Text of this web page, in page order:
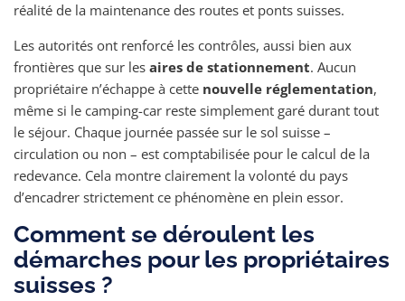
réalité de la maintenance des routes et ponts suisses.
Les autorités ont renforcé les contrôles, aussi bien aux
frontières que sur les aires de stationnement. Aucun
propriétaire n’échappe à cette nouvelle réglementation,
même si le camping-car reste simplement garé durant tout
le séjour. Chaque journée passée sur le sol suisse –
circulation ou non – est comptabilisée pour le calcul de la
redevance. Cela montre clairement la volonté du pays
d’encadrer strictement ce phénomène en plein essor.
Comment se déroulent les
démarches pour les propriétaires
suisses ?